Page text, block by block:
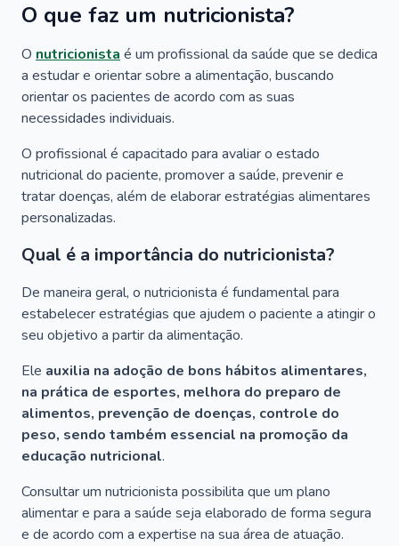
O que faz um nutricionista?
O nutricionistaé um profissional da saúde que se dedica
a estudar e orientar sobre a alimentação, buscando
orientar os pacientes de acordo com as suas
necessidades individuais.
O profissional é capacitado para avaliar o estado
nutricional do paciente, promover a saúde, prevenir e
tratar doenças, além de elaborar estratégias alimentares
personalizadas.
Qual é a importância do nutricionista?
De maneira geral, o nutricionista é fundamental para
estabelecer estratégias que ajudem o paciente a atingir o
seu objetivo a partir da alimentação.
Ele auxilia na adoção de bons hábitos alimentares,
na prática de esportes, melhora do preparo de
alimentos, prevenção de doenças, controle do
peso, sendo também essencial na promoção da
educação nutricional.
Consultar um nutricionista possibilita que um plano
alimentar e para a saúde seja elaborado de forma segura
e de acordo com a expertise na sua área de atuação.